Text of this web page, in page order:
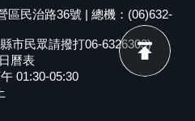
區民治路36號 | 總機：(06)632-
市民眾請撥打06-6326303)
曆表
01:30-05:30